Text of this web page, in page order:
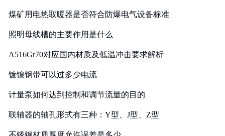
煤矿用电热取暖器是否符合防爆电气设备标准
照明母线槽的主要作用是什么
A516Gr70对应国内材质及低温冲击要求解析
镀镍钢带可以过多少电流
计量泵如何达到控制和调节流量的目的
联轴器的轴孔形式有三种：Y型、J型、Z型